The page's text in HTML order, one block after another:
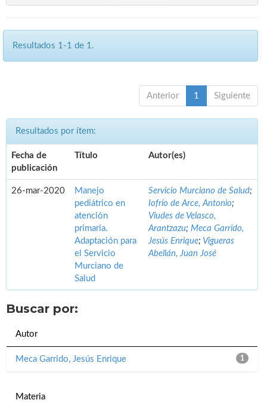
Resultados 1-1 de 1.
Anterior 1 Siguiente
Resultados por ítem:
Fecha de
publicación
Título Autor(es)
26-mar-2020
Manejo
pediátrico en
atención
primaria.
Adaptación para
el Servicio
Murciano de
Salud
Servicio Murciano de Salud;
Iofrío de Arce, Antonio;
Viudes de Velasco,
Arantzazu; Meca Garrido,
Jesús Enrique; Vigueras
Abellán, Juan José
Buscar por:
Autor
1
Meca Garrido, Jesús Enrique
Materia